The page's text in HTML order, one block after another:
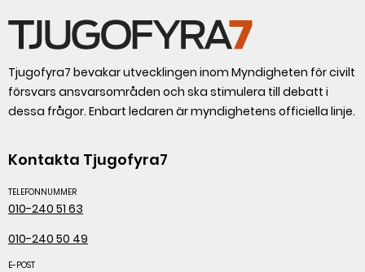
Tjugofyra7 bevakar utvecklingen inom Myndigheten för civilt
försvars ansvarsområden och ska stimulera till debatt i
dessa frågor. Enbart ledaren är myndighetens officiella linje.
Kontakta Tjugofyra7
TELEFONNUMMER
010-240 51 63
010-240 50 49
E-POST